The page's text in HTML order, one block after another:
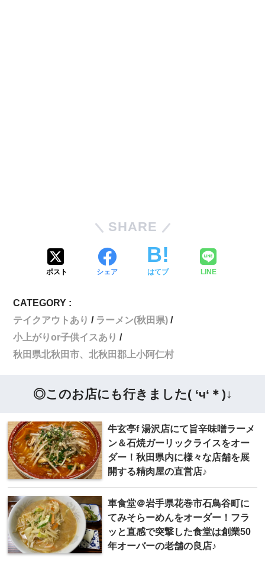
SHARE
ポスト シェア はてブ LINE
CATEGORY :
テイクアウトあり
ラーメン(秋田県)
小上がりor子供イスあり
秋田県北秋田市、北秋田郡上小阿仁村
◎このお店にも行きました( ‘ч‘＊)↓
牛玄亭f 湯沢店にて旨辛味噌ラーメ
ン＆石焼ガーリックライスをオー
ダー！秋田県内に様々な店舗を展
開する精肉屋の直営店♪
車食堂＠岩手県花巻市石鳥谷町に
てみそらーめんをオーダー！フラ
ッと直感で突撃した食堂は創業50
年オーバーの老舗の良店♪